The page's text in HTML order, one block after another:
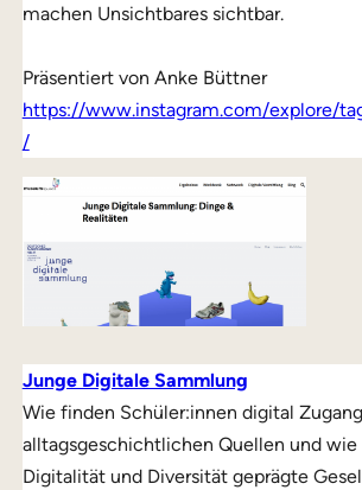
machen Unsichtbares sichtbar.
Präsentiert von Anke Büttner
https://www.instagram.com/explore/
/
Junge Digitale Sammlung
Wie finden Schüler:innen digital
alltagsgeschichtlichen Quellen und wie
Digitalität und Diversität geprägte